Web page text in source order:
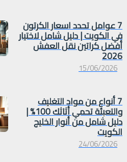
7 عوامل تحدد اسعار الكرتون
في الكويت | دليل شامل لاختيار
أفضل كراتين نقل العفش
2026
15/06/2026
7 أنواع من مواد التغليف
والتعبئة تحمي أثاثك 100% |
دليل شامل من أنوار الخليج
الكويت
24/06/2026